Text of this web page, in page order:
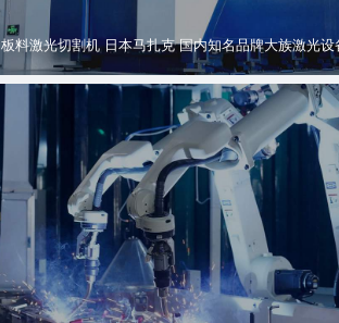
板料激光切割机 日本马扎克 国内知名品牌大族激光设